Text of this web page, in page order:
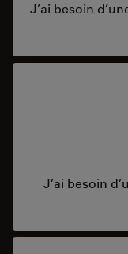
J’ai besoin
J’ai besoin